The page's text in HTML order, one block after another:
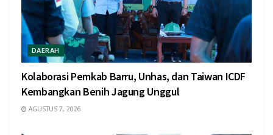
DAERAH
Kolaborasi Pemkab Barru, Unhas, dan Taiwan ICDF
Kembangkan Benih Jagung Unggul
AGUSTUS 7, 2026